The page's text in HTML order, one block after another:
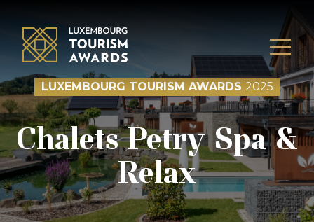
LUXEMBOURG TOURISM AWARDS 2025
Chalets Petry Spa &
Relax